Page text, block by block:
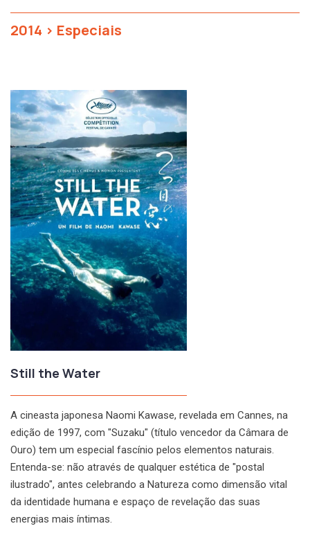
2014 > Especiais
Still the Water
A cineasta japonesa Naomi Kawase, revelada em Cannes, na
edição de 1997, com "Suzaku" (título vencedor da Câmara de
Ouro) tem um especial fascínio pelos elementos naturais.
Entenda-se: não através de qualquer estética de "postal
ilustrado", antes celebrando a Natureza como dimensão vital
da identidade humana e espaço de revelação das suas
energias mais íntimas.